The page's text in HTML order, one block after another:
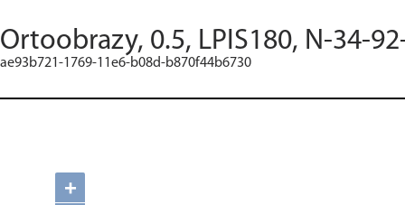
Ortoobrazy, 0.5, LPIS180, N-34-
ae93b721-1769-11e6-b08d-b870f44b6730
+